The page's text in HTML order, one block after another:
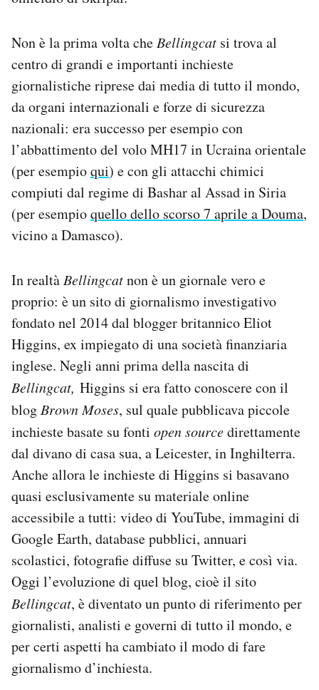
Non è la prima volta che Bellingcat si trova al
centro di grandi e importanti inchieste
giornalistiche riprese dai media di tutto il mondo,
da organi internazionali e forze di sicurezza
nazionali: era successo per esempio con
l’abbattimento del volo MH17 in Ucraina orientale
(per esempioqui) e con gli attacchi chimici
compiuti dal regime di Bashar al Assad in Siria
(per esempioquello dello scorso 7 aprile a Douma,
vicino a Damasco).
In realtà Bellingcatnon è un giornale vero e
proprio: è un sito di giornalismo investigativo
fondato nel 2014 dal blogger britannico Eliot
Higgins, ex impiegato di una società finanziaria
inglese. Negli anni prima della nascita di
Bellingcat, Higgins si era fatto conoscere con il
blog Brown Moses, sul quale pubblicava piccole
inchieste basate su fonti open sourcedirettamente
dal divano di casa sua, a Leicester, in Inghilterra.
Anche allora le inchieste di Higgins si basavano
quasi esclusivamente su materiale online
accessibile a tutti: video di YouTube, immagini di
Google Earth, database pubblici, annuari
scolastici, fotografie diffuse su Twitter, e così via.
Oggi l’evoluzione di quel blog, cioè il sito
Bellingcat, è diventato un punto di riferimento per
giornalisti, analisti e governi di tutto il mondo, e
per certi aspetti ha cambiato il modo di fare
giornalismo d’inchiesta.